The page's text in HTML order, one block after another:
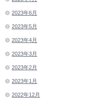
2023年6月
2023年5月
2023年4月
2023年3月
2023年2月
2023年1月
2022年12月